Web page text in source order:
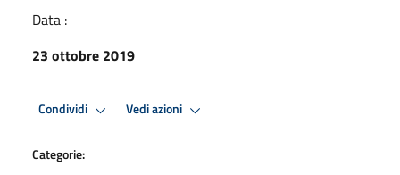
Data :
23 ottobre 2019
Condividi Vedi azioni
Categorie: